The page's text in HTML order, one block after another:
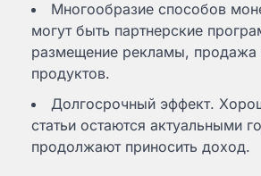
Многообразие способов
могут быть партнерские
размещение рекламы, продажа
продуктов.
Долгосрочный эффект.
статьи остаются актуальными
продолжают приносить доход.